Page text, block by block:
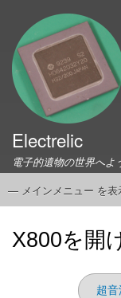
Electrelic
電子的遺物の世界へよ
メ
メ
— メインメニュー を表
Universal Monitor
このサイトについて
X800を開
超